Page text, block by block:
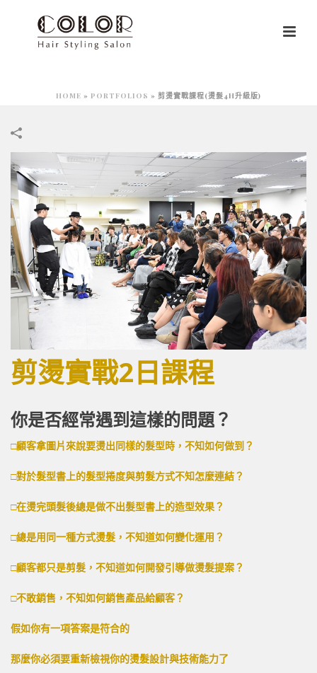
HOME » PORTFOLIOS » 剪燙實戰課程(燙髮4H升級版)
剪燙實戰2日課程
你是否經常遇到這樣的問題？
□顧客拿圖片來說要燙出同樣的髮型時，不知如何做到？
□對於髮型書上的髮型捲度與剪髮方式不知怎麼連結？
□在燙完頭髮後總是做不出髮型書上的造型效果？
□總是用同一種方式燙髮，不知道如何變化運用？
□顧客都只是剪髮，不知道如何開發引導做燙髮提案？
□不敢銷售，不知如何銷售產品給顧客？
假如你有一項答案是符合的
那麼你必須要重新檢視你的燙髮設計與技術能力了